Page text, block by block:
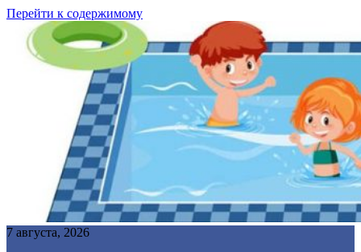
Перейти к содержимому
7 августа, 2026